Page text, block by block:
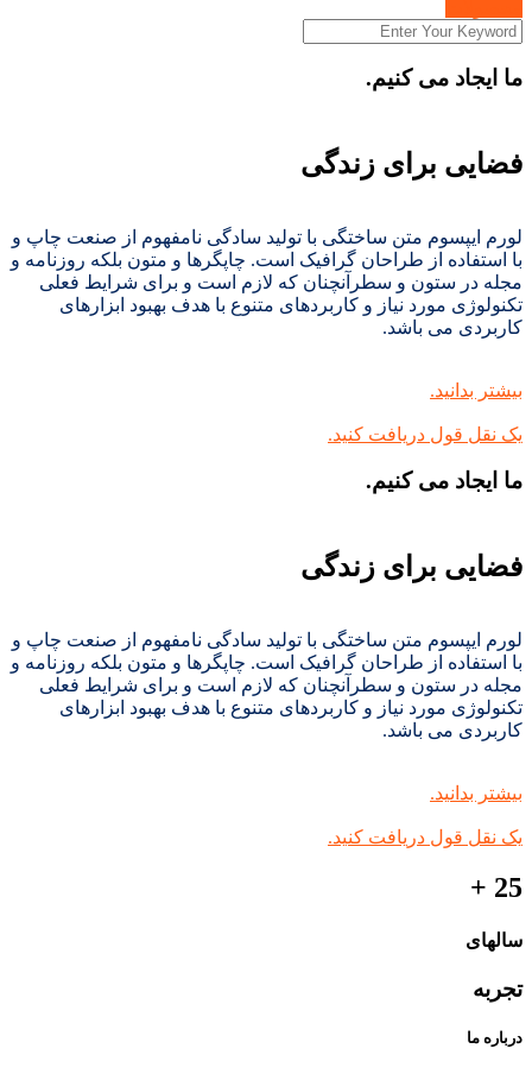
ما ایجاد می کنیم.
فضایی برای زندگی
لورم ایپسوم متن ساختگی با تولید سادگی نامفهوم از صنعت چاپ و
با استفاده از طراحان گرافیک است. چاپگرها و متون بلکه روزنامه و
مجله در ستون و سطرآنچنان که لازم است و برای شرایط فعلی
تکنولوژی مورد نیاز و کاربردهای متنوع با هدف بهبود ابزارهای
کاربردی می باشد.
بیشتر بدانید.
یک نقل قول دریافت کنید.
ما ایجاد می کنیم.
فضایی برای زندگی
لورم ایپسوم متن ساختگی با تولید سادگی نامفهوم از صنعت چاپ و
با استفاده از طراحان گرافیک است. چاپگرها و متون بلکه روزنامه و
مجله در ستون و سطرآنچنان که لازم است و برای شرایط فعلی
تکنولوژی مورد نیاز و کاربردهای متنوع با هدف بهبود ابزارهای
کاربردی می باشد.
بیشتر بدانید.
یک نقل قول دریافت کنید.
25 +
سالهای
تجربه
درباره ما